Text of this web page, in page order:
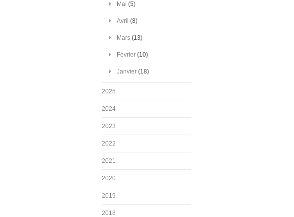
Mai (5)
Avril (8)
Mars (13)
Février (10)
Janvier (18)
2025
2024
2023
2022
2021
2020
2019
2018